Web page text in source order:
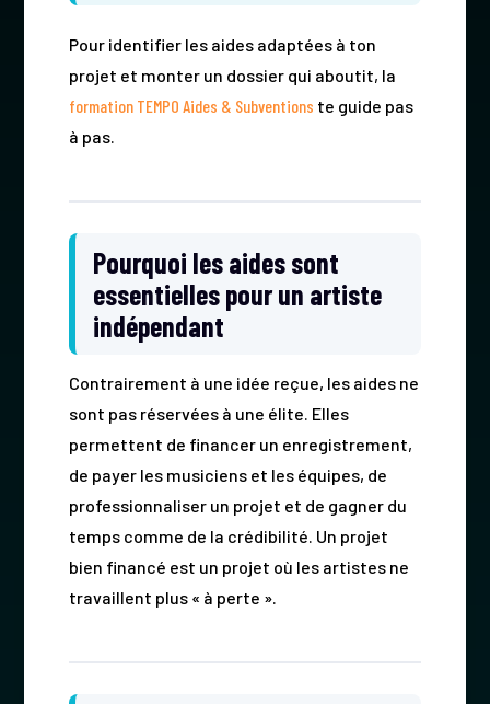
Pour identifier les aides adaptées à ton
projet et monter un dossier qui aboutit, la
formation TEMPO Aides & Subventions te guide pas
à pas.
Pourquoi les aides sont
essentielles pour un artiste
indépendant
Contrairement à une idée reçue, les aides ne
sont pas réservées à une élite. Elles
permettent de financer un enregistrement,
de payer les musiciens et les équipes, de
professionnaliser un projet et de gagner du
temps comme de la crédibilité. Un projet
bien financé est un projet où les artistes ne
travaillent plus « à perte ».